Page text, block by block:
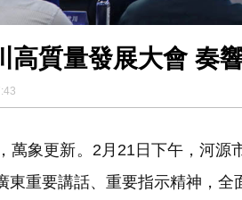
河源龍
象更新。2月21日下午，河源
東重要講話、重要指示精神，